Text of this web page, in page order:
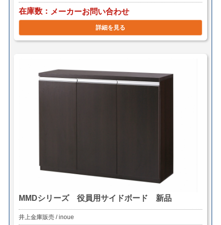
在庫数 メーカーお問い合わせ
詳細を見る
MMDシリーズ 役員用サイドボード 新品
井上金庫販売 / inoue